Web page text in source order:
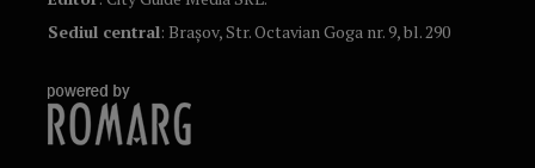
Sediul central: Brașov, Str. Octavian Goga nr. 9, bl. 290